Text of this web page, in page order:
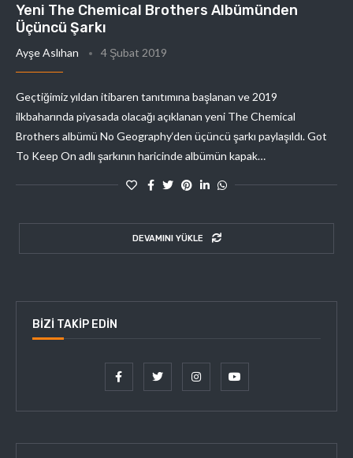
Yeni The Chemical Brothers Albümünden
Üçüncü Şarkı
Ayşe Aslıhan 4 Şubat 2019
Geçtiğimiz yıldan itibaren tanıtımına başlanan ve 2019
ilkbaharında piyasada olacağı açıklanan yeni The Chemical
Brothers albümü No Geography‘den üçüncü şarkı paylaşıldı. Got
To Keep On adlı şarkının haricinde albümün kapak…
DEVAMINI YÜKLE
BIZI TAKIP EDIN